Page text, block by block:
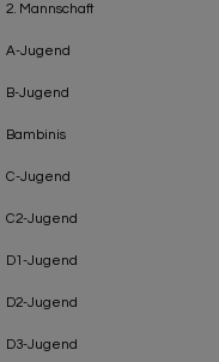
2. Mannschaft
A-Jugend
B-Jugend
Bambinis
C-Jugend
C2-Jugend
D1-Jugend
D2-Jugend
D3-Jugend